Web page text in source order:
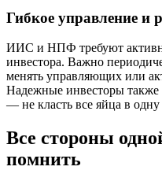
Гибкое управление и
ИИС и НПФ требуют
инвестора. Важно
менять управляющих или
Надежные инвесторы
— не класть все яйца в одну
Все стороны
помнить